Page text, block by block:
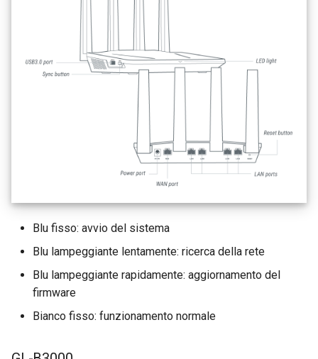
Blu fisso: avvio del sistema
Blu lampeggiante lentamente: ricerca della rete
Blu lampeggiante rapidamente: aggiornamento del
firmware
Bianco fisso: funzionamento normale